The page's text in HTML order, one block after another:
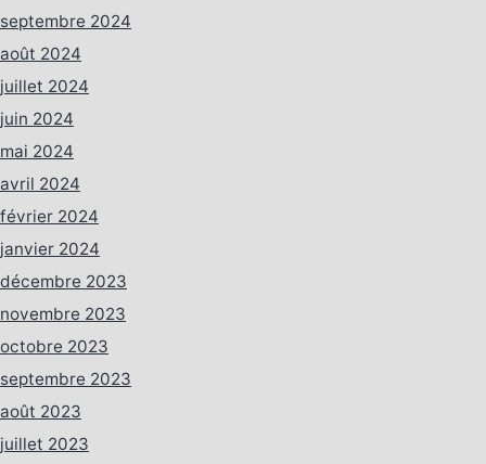
septembre 2024
août 2024
juillet 2024
juin 2024
mai 2024
avril 2024
février 2024
janvier 2024
décembre 2023
novembre 2023
octobre 2023
septembre 2023
août 2023
juillet 2023